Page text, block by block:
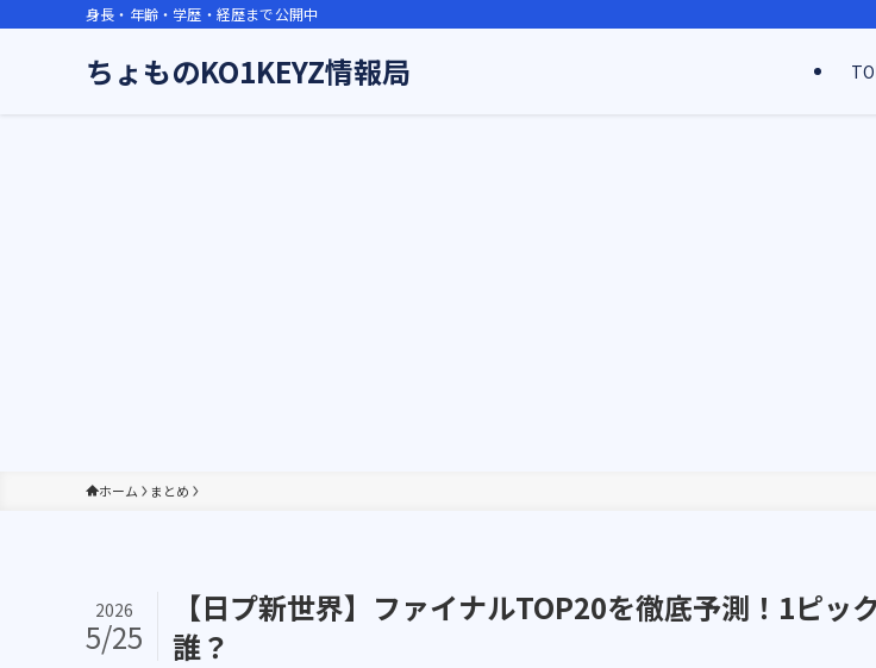
身長・年齢・学歴・経歴まで公開中
ちょものKO1KEYZ情報局
ホーム まとめ
【日プ新世界】ファイナルTOP20を徹底予測！1ピッ
誰？
2026
5/25